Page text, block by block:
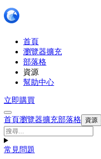
首頁
瀏覽器擴充
部落格
資源
幫助中心
立即購買
首頁瀏覽器擴充部落格 資源
常見問題